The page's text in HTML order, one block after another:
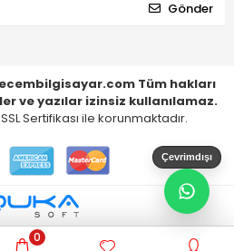
Gönder
Tüm hakları
ve yazılar izinsiz kullanılamaz.
Sertifikası ile korunmaktadır.
0
Çevrimdışı